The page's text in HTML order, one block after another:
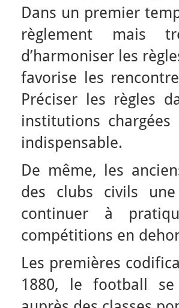
Dans un premier
règlement mais
d’harmoniser les
favorise les
Préciser les règles
institutions
indispensable.
De même, les
des clubs civils
continuer à
compétitions en
Les premières
1880, le football se